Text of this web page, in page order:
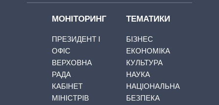
МОНІТОРИНГ
ПРЕЗИДЕНТ І
ОФІС
ВЕРХОВНА
РАДА
КАБІНЕТ
МІНІСТРІВ
ТЕМАТИКИ
БІЗНЕС
ЕКОНОМІКА
КУЛЬТУРА
НАУКА
НАЦІОНАЛЬНА
БЕЗПЕКА